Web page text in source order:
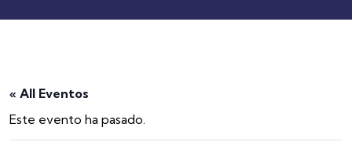
« All Eventos
Este evento ha pasado.